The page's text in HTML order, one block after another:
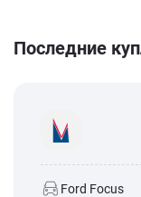
Последние
Ford Focus